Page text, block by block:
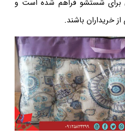
شستشو فراهم شده است و
خریداران باشند.